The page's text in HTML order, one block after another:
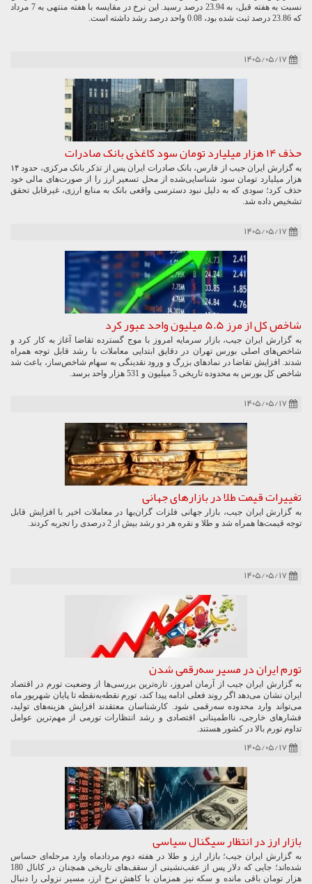
نسبت به هفته قبل، به 23.94 درصد رسید. این نرخ در مقایسه با هفته منتهی به 7 مرداد
که 23.86 درصد ثبت شده بود، 0.08 واحد درصد رشد داشته است.
۱۴۰۵/۰۵/۱۷
حذف 14 هزار میلیارد تومان سود کاغذی بانک صادرات
به گزارش ایران جیب از فارس، بانک صادرات ایران پس از تذکر بانک مرکزی، حدود ۱۴
هزار میلیارد تومان سود شناسایی‌شده از محل تسعیر ارز را از صورت‌های مالی خود
حذف کرد؛ سودی که به دلیل نبود دسترسی واقعی بانک به منابع ارزی، غیرقابل تحقق
تشخیص داده شد.
۱۴۰۵/۰۵/۱۷
شاخص کل از مرز 5.5 میلیون واحد عبور کرد
به گزارش ایران جیب، بازار سرمایه امروز با موج گسترده تقاضا آغاز به کار کرد و
شاخص‌های اصلی بورس تهران در دقایق ابتدایی معاملات با رشد قابل توجه همراه
شدند. افزایش تقاضا در نمادهای بزرگ و ورود نقدینگی به سهام شاخص‌ساز، باعث شد
شاخص کل بورس به محدوده تاریخی 5 میلیون و 531 هزار واحد برسد.
۱۴۰۵/۰۵/۱۷
تغییرات قیمت طلا در بازارهای جهانی
به گزارش ایران جیب، بازار جهانی فلزات گران‌بها در معاملات اخیر با افزایش قابل
توجه قیمت‌ها همراه شد و طلا و نقره هر دو رشد بیش از 2 درصدی را تجربه کردند.
۱۴۰۵/۰۵/۱۷
تورم ایران در مسیر سه‌رقمی شدن
به گزارش ایران جیب از آرمان امروز، تازه‌ترین بررسی‌ها از وضعیت تورم در اقتصاد
ایران نشان می‌دهد اگر روند فعلی ادامه پیدا کند، تورم نقطه‌به‌نقطه تا پایان شهریور ماه
می‌تواند وارد محدوده سه‌رقمی شود. کارشناسان معتقدند افزایش هزینه‌های تولید،
فشارهای خارجی، نااطمینانی اقتصادی و رشد انتظارات تورمی از مهم‌ترین عوامل
تداوم تورم بالا در کشور هستند.
۱۴۰۵/۰۵/۱۷
بازار ارز در انتظار سیگنال سیاسی
به گزارش ایران جیب؛ بازار ارز و طلا در هفته دوم مردادماه وارد مرحله‌ای حساس
شده‌اند؛ جایی که دلار پس از عقب‌نشینی از سقف‌های تاریخی همچنان در کانال 180
هزار تومان باقی مانده و سکه نیز همزمان با کاهش نرخ ارز، مسیر نزولی را دنبال